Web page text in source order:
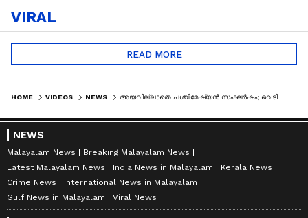
VIRAL
READ MORE
HOME VIDEOS NEWS
NEWS
Malayalam News
Breaking Malayalam News
Latest Malayalam News
India News in Malayalam
Kerala News
Crime News
International News in Malayalam
Gulf News in Malayalam
Viral News